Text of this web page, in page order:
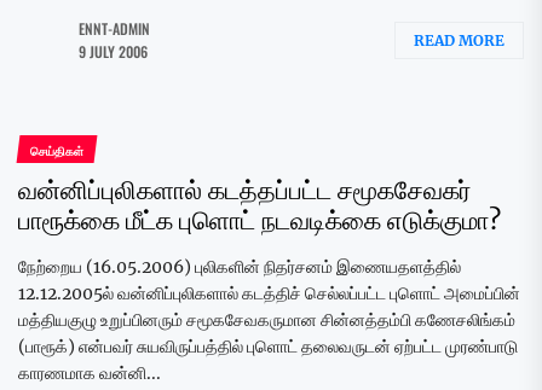
ENNT-ADMIN
9 JULY 2006
READ MORE
செய்திகள்
வன்னிப்புலிகளால் கடத்தப்பட்ட சமூகசேவகர்
பாரூக்கை மீட்க புளொட் நடவடிக்கை எடுக்குமா?
நேற்றைய (16.05.2006) புலிகளின் நிதர்சனம் இணையதளத்தில்
12.12.2005ல் வன்னிப்புலிகளால் கடத்திச் செல்லப்பட்ட புளொட் அமைப்பின்
மத்தியகுழு உறுப்பினரும் சமூகசேவகருமான சின்னத்தம்பி கணேசலிங்கம்
(பாரூக்) என்பவர் சுயவிருப்பத்தில் புளொட் தலைவருடன் ஏற்பட்ட முரண்பாடு
காரணமாக வன்னி...